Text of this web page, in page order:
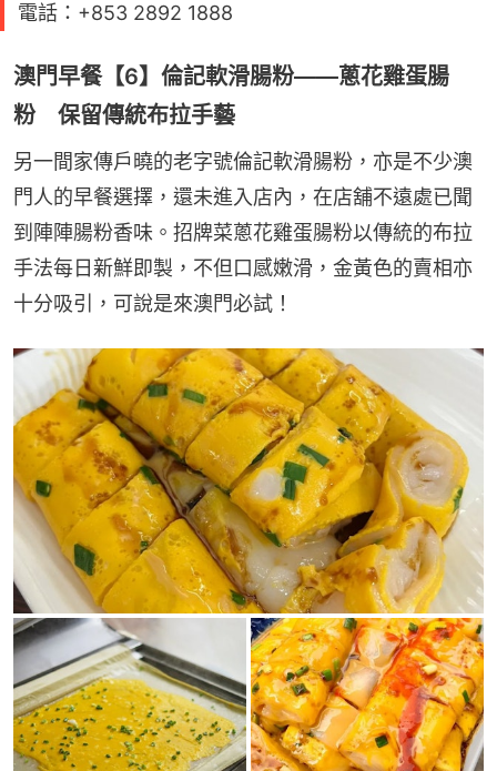
電話：+853 2892 1888
澳門早餐【6】倫記軟滑腸粉——蔥花雞蛋腸
粉 保留傳統布拉手藝
另一間家傳戶曉的老字號倫記軟滑腸粉，亦是不少澳
門人的早餐選擇，還未進入店內，在店舖不遠處已聞
到陣陣腸粉香味。招牌菜蔥花雞蛋腸粉以傳統的布拉
手法每日新鮮即製，不但口感嫩滑，金黃色的賣相亦
十分吸引，可說是來澳門必試！